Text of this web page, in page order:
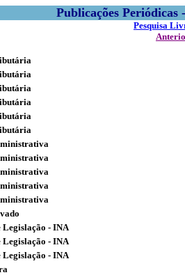
Publicações
Pesquisa
Legislação - INA
Legislação - INA
Legislação - INA